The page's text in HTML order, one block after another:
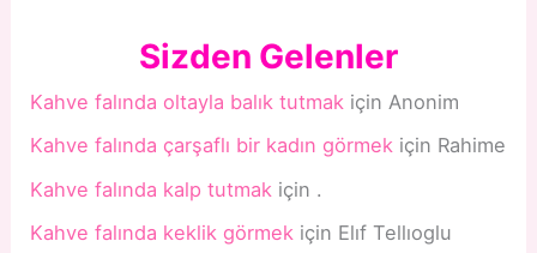
Sizden Gelenler
Kahve falında oltayla balık tutmak için Anonim
Kahve falında çarşaflı bir kadın görmek için Rahime
Kahve falında kalp tutmak için .
Kahve falında keklik görmek için Elıf Tellıoglu